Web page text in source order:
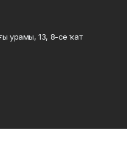
урамы, 13, 8-се ҡат